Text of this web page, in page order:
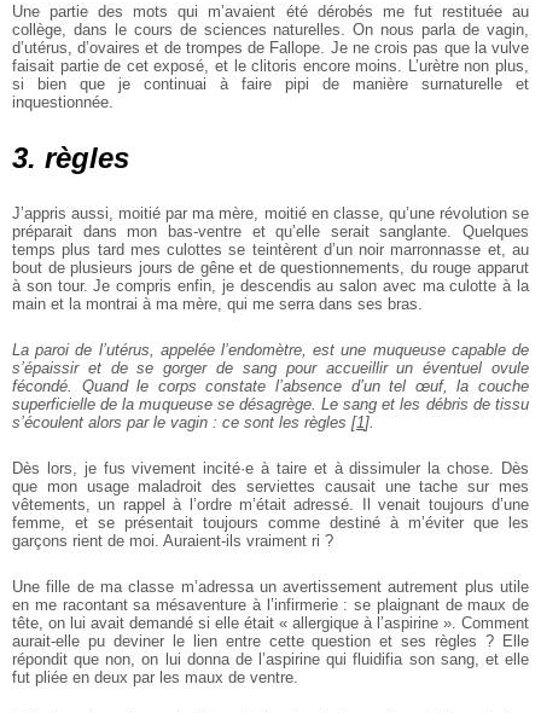
Une partie des mots qui m’avaient été dérobés me fut restituée au
collège, dans le cours de sciences naturelles. On nous parla de vagin,
d’utérus, d’ovaires et de trompes de Fallope. Je ne crois pas que la vulve
faisait partie de cet exposé, et le clitoris encore moins. L’urètre non plus,
si bien que je continuai à faire pipi de manière surnaturelle et
inquestionnée.
3. règles
J’appris aussi, moitié par ma mère, moitié en classe, qu’une révolution se
préparait dans mon bas-ventre et qu’elle serait sanglante. Quelques
temps plus tard mes culottes se teintèrent d’un noir marronnasse et, au
bout de plusieurs jours de gêne et de questionnements, du rouge apparut
à son tour. Je compris enfin, je descendis au salon avec ma culotte à la
main et la montrai à ma mère, qui me serra dans ses bras.
La paroi de l’utérus, appelée l’endomètre, est une muqueuse capable de
s’épaissir et de se gorger de sang pour accueillir un éventuel ovule
fécondé. Quand le corps constate l’absence d’un tel œuf, la couche
superficielle de la muqueuse se désagrège. Le sang et les débris de tissu
s’écoulent alors par le vagin : ce sont les règles [1].
Dès lors, je fus vivement incité·e à taire et à dissimuler la chose. Dès
que mon usage maladroit des serviettes causait une tache sur mes
vêtements, un rappel à l’ordre m’était adressé. Il venait toujours d’une
femme, et se présentait toujours comme destiné à m’éviter que les
garçons rient de moi. Auraient-ils vraiment ri ?
Une fille de ma classe m’adressa un avertissement autrement plus utile
en me racontant sa mésaventure à l’infirmerie : se plaignant de maux de
tête, on lui avait demandé si elle était « allergique à l’aspirine ». Comment
aurait-elle pu deviner le lien entre cette question et ses règles ? Elle
répondit que non, on lui donna de l’aspirine qui fluidifia son sang, et elle
fut pliée en deux par les maux de ventre.